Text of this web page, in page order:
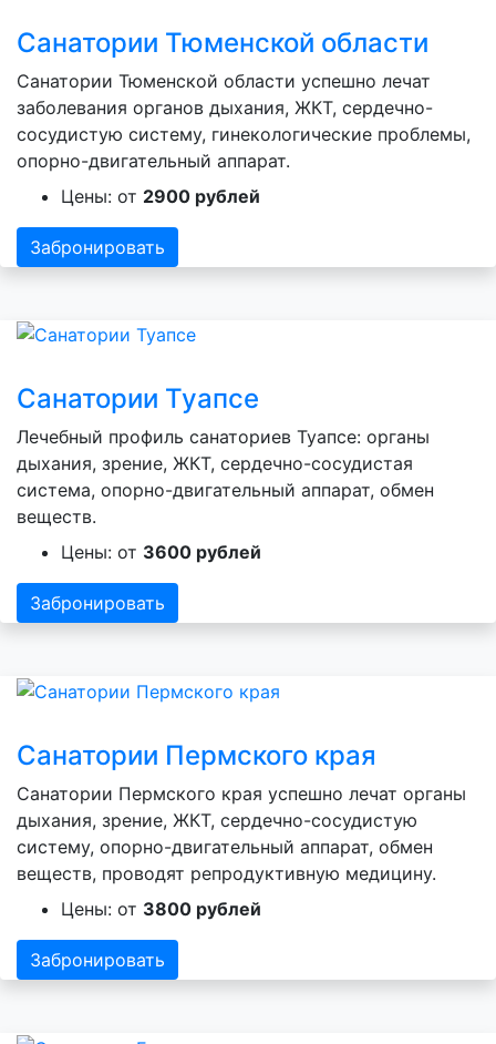
Санатории Тюменской области
Санатории Тюменской области успешно лечат
заболевания органов дыхания, ЖКТ, сердечно-
сосудистую систему, гинекологические проблемы,
опорно-двигательный аппарат.
Цены: от 2900 рублей
Забронировать
Санатории Туапсе
Лечебный профиль санаториев Туапсе: органы
дыхания, зрение, ЖКТ, сердечно-сосудистая
система, опорно-двигательный аппарат, обмен
веществ.
Цены: от 3600 рублей
Забронировать
Санатории Пермского края
Санатории Пермского края успешно лечат органы
дыхания, зрение, ЖКТ, сердечно-сосудистую
систему, опорно-двигательный аппарат, обмен
веществ, проводят репродуктивную медицину.
Цены: от 3800 рублей
Забронировать